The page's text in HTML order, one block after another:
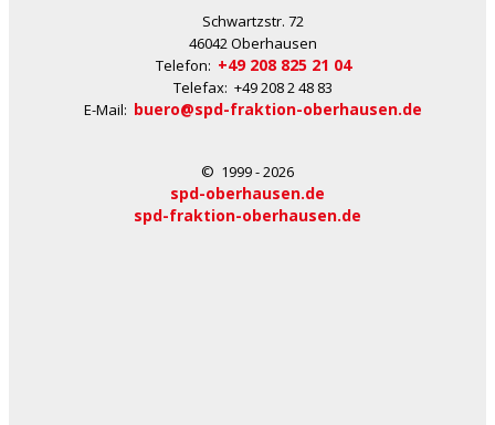
Schwartzstr. 72
46042 Oberhausen
Telefon: +49 208 825 21 04
Telefax: +49 208 2 48 83
E-Mail: buero@spd-fraktion-oberhausen.de
© 1999 - 2026
spd-oberhausen.de
spd-fraktion-oberhausen.de